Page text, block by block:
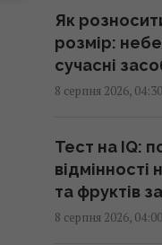
пожежі, є
08:09 субота, 08
07:55 субота, 08
Як
розмір:
сучасні
8 серпня 2026, 04:30
Тест на IQ:
відмінності
та фруктів
8 серпня 2026, 04:00